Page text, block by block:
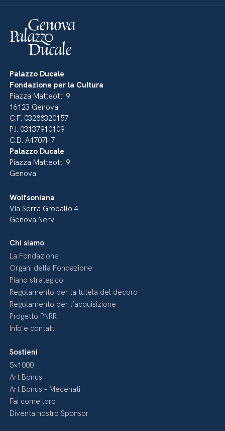
Palazzo Ducale
Fondazione per la Cultura
Piazza Matteotti 9
16123 Genova
C.F. 03288320157
P.I. 03137910109
C.D. A4707H7
Palazzo Ducale
Piazza Matteotti 9
Genova
Wolfsoniana
Via Serra Gropallo 4
Genova Nervi
Chi siamo
La Fondazione
Organi della Fondazione
Piano strategico
Regolamento per la tutela del decoro
Regolamento per l’acquisizione
Progetto PNRR
Info e contatti
Sostieni
5×1000
Art Bonus
Art Bonus – Mecenati
Fai come loro
Diventa nostro Sponsor